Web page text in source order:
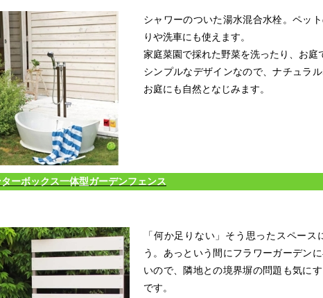
シャワーのついた湯水混合水栓。ペッ
りや洗車にも使えます。
家庭菜園で採れた野菜を洗ったり、お庭
シンプルなデザインなので、ナチュラ
お庭にも自然となじみます。
ーボックス一体型ガーデンフェンス
「何か足りない」そう思ったスペー
う。あっという間にフラワーガーデン
いので、隣地との境界塀の問題も気に
です。